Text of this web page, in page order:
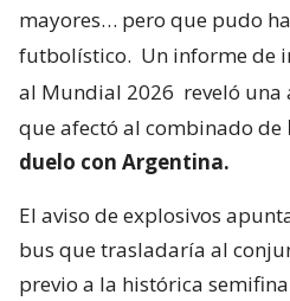
mayores… pero que pudo
futbolístico. Un informe de
al Mundial 2026 reveló una
que afectó al combinado de
duelo con Argentina.
El aviso de explosivos
bus que trasladaría al
previo a la histórica